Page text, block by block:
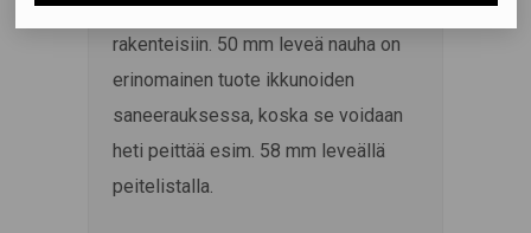
karmien tiivistämiseen ympäröiviin
rakenteisiin. 50 mm leveä nauha on
erinomainen tuote ikkunoiden
saneerauksessa, koska se voidaan
heti peittää esim. 58 mm leveällä
peitelistalla.